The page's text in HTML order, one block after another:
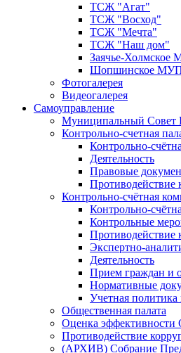
ТСЖ "Агат"
ТСЖ "Восход"
ТСЖ "Мечта"
ТСЖ "Наш дом"
Заячье-
Шопшинское
Фотогалерея
Видеогалерея
Самоуправление
Муниципальный Совет
Контрольно-счетная
Контрольно-
Деятельность
Правовые
Противодействие
Контрольно-счётная
Контрольно-
Контрольные
Противодействие
Экспертно-
Деятельность
Прием граждан и
Нормативные
Учетная политика
Общественная палата
Оценка
Противодействие
(АРХИВ) Собрание